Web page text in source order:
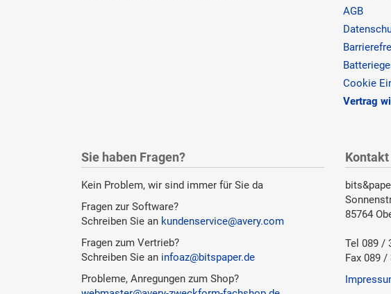
AGB
Cookie
Vertrag
Sie haben Fragen?
Kein Problem, wir sind immer für Sie da
Fragen zur Software?
Schreiben Sie an kundenservice@avery.com
Fragen zum Vertrieb?
Schreiben Sie an infoaz@bitspaper.de
Probleme, Anregungen zum Shop?
85764
Tel 089 /
Fax 089 /